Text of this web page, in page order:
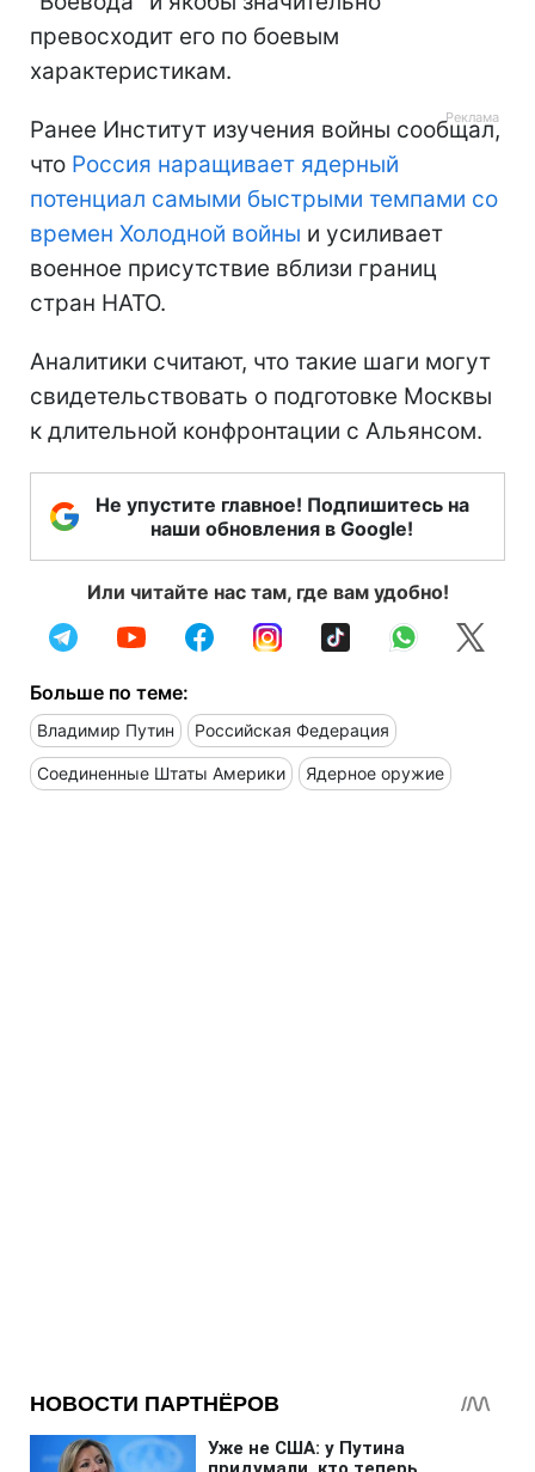
превосходит его по боевым
характеристикам.
Ранее Институт изучения войны сообщал,
что Россия наращивает ядерный
потенциал самыми быстрыми темпами со
времен Холодной войны и усиливает
военное присутствие вблизи границ
стран НАТО.
Аналитики считают, что такие шаги могут
свидетельствовать о подготовке Москвы
к длительной конфронтации с Альянсом.
Не упустите главное! Подпишитесь на
наши обновления в Google!
Или читайте нас там, где вам удобно!
Больше по теме:
Владимир Путин Российская Федерация
Соединенные Штаты Америки Ядерное оружие